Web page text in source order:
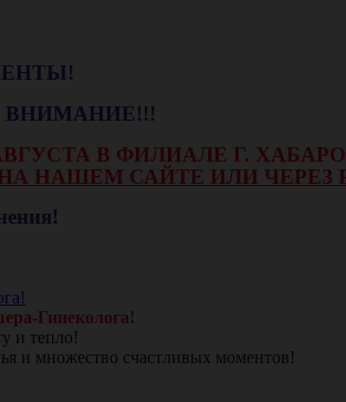
В ФИЛИАЛЕ Г.
НАШЕМ САЙТЕ ИЛИ ЧЕРЕЗ
Гинеколога!
и тепло!
и множество счастливых моментов!